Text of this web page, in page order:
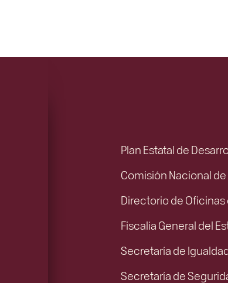
Plan Estatal de
Comisión Nacional
Directorio de Oficinas
Fiscalía General del
Secretaría de
Secretaría de